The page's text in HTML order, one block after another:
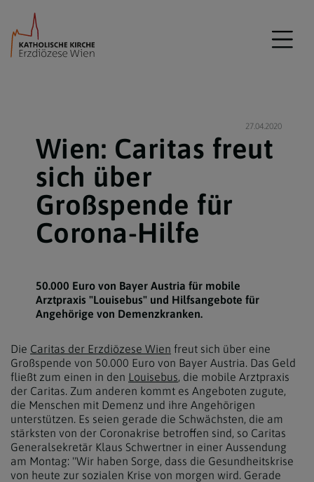
27.04.2020
Wien: Caritas freut
sich über
Großspende für
Corona-Hilfe
50.000 Euro von Bayer Austria für mobile
Arztpraxis "Louisebus" und Hilfsangebote für
Angehörige von Demenzkranken.
Die Caritas der Erzdiözese Wien freut sich über eine
Großspende von 50.000 Euro von Bayer Austria. Das Geld
fließt zum einen in den Louisebus, die mobile Arztpraxis
der Caritas. Zum anderen kommt es Angeboten zugute,
die Menschen mit Demenz und ihre Angehörigen
unterstützen. Es seien gerade die Schwächsten, die am
stärksten von der Coronakrise betroffen sind, so Caritas
Generalsekretär Klaus Schwertner in einer Aussendung
am Montag: "Wir haben Sorge, dass die Gesundheitskrise
von heute zur sozialen Krise von morgen wird. Gerade